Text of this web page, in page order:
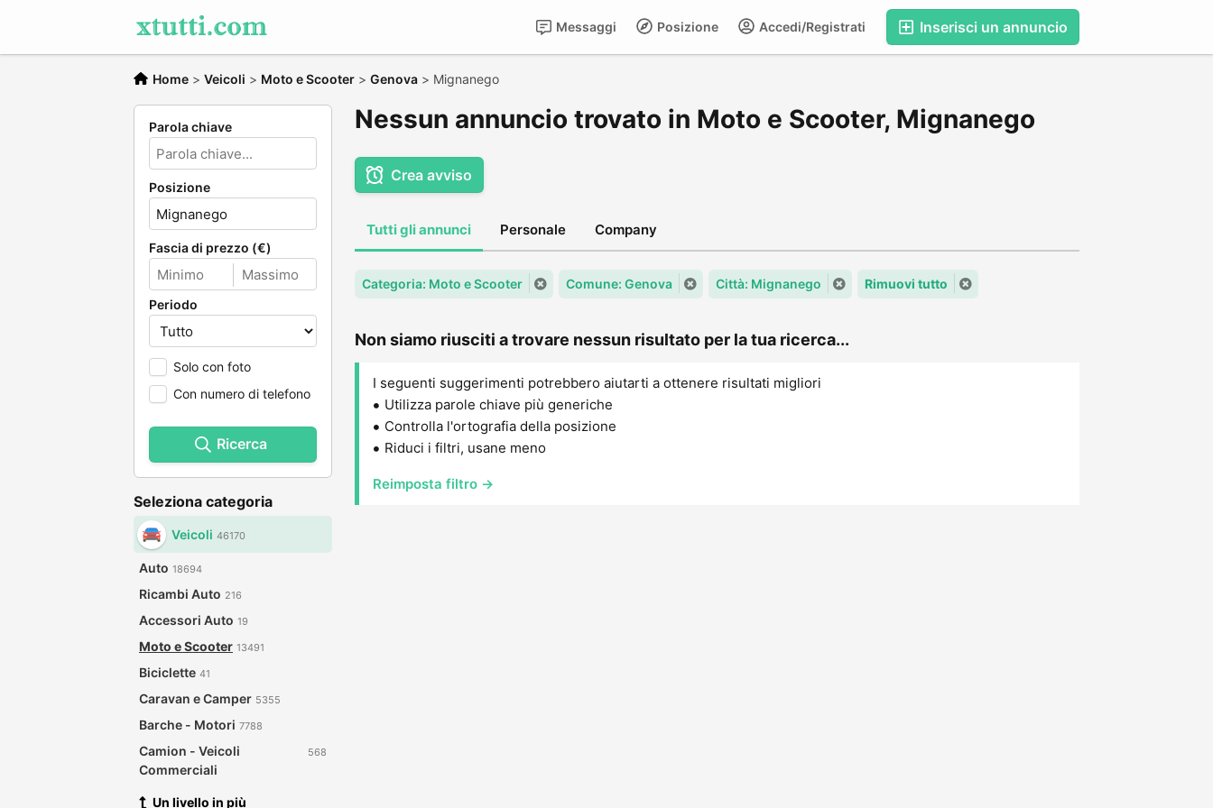
Inserisci un annuncio
Accedi/Registrati
Posizione
Messaggi
Home > Veicoli > Moto e Scooter > Genova > Mignanego
Parola chiave
Posizione
Fascia di prezzo (€)
Periodo
Solo con foto
Con numero di telefono
Ricerca
Seleziona categoria
Veicoli 46170
Auto 18694
Ricambi Auto 216
Accessori Auto 19
Moto e Scooter 13491
Biciclette 41
Caravan e Camper 5355
Barche - Motori 7788
Camion - Veicoli
Commerciali
568
Un livello in più
Nessun annuncio trovato in Moto e Scooter, Mignanego
Crea avviso
Tutti gli annunci Personale Company
Categoria: Moto e Scooter Comune: Genova Città: Mignanego Rimuovi tutto
Non siamo riusciti a trovare nessun risultato per la tua ricerca...
I seguenti suggerimenti potrebbero aiutarti a ottenere risultati migliori
Utilizza parole chiave più generiche
Controlla l'ortografia della posizione
Riduci i filtri, usane meno
Reimposta filtro →